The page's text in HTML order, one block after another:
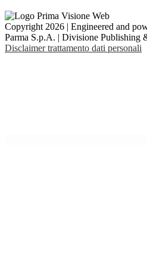
Copyright 2026 | Engineered and
Parma S.p.A. | Divisione Publishing
Disclaimer trattamento dati personali